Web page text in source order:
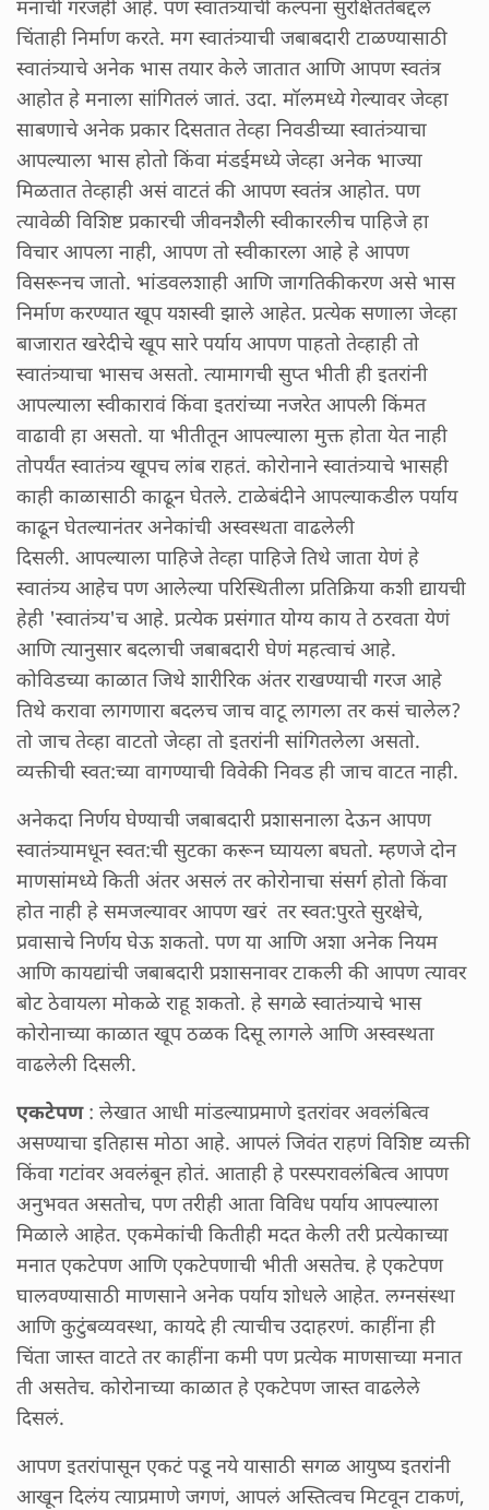
मनाची गरजही आहे. पण स्वातंत्र्याची कल्पना सुरक्षिततेबद्दल
चिंताही निर्माण करते. मग स्वातंत्र्याची जबाबदारी टाळण्यासाठी
स्वातंत्र्याचे अनेक भास तयार केले जातात आणि आपण स्वतंत्र
आहोत हे मनाला सांगितलं जातं. उदा. मॉलमध्ये गेल्यावर जेव्हा
साबणाचे अनेक प्रकार दिसतात तेव्हा निवडीच्या स्वातंत्र्याचा
आपल्याला भास होतो किंवा मंडईमध्ये जेव्हा अनेक भाज्या
मिळतात तेव्हाही असं वाटतं की आपण स्वतंत्र आहोत. पण
त्यावेळी विशिष्ट प्रकारची जीवनशैली स्वीकारलीच पाहिजे हा
विचार आपला नाही, आपण तो स्वीकारला आहे हे आपण
विसरूनच जातो. भांडवलशाही आणि जागतिकीकरण असे भास
निर्माण करण्यात खूप यशस्वी झाले आहेत. प्रत्येक सणाला जेव्हा
बाजारात खरेदीचे खूप सारे पर्याय आपण पाहतो तेव्हाही तो
स्वातंत्र्याचा भासच असतो. त्यामागची सुप्त भीती ही इतरांनी
आपल्याला स्वीकारावं किंवा इतरांच्या नजरेत आपली किंमत
वाढावी हा असतो. या भीतीतून आपल्याला मुक्त होता येत नाही
तोपर्यंत स्वातंत्र्य खूपच लांब राहतं. कोरोनाने स्वातंत्र्याचे भासही
काही काळासाठी काढून घेतले. टाळेबंदीने आपल्याकडील पर्याय
काढून घेतल्यानंतर अनेकांची अस्वस्थता वाढलेली
दिसली. आपल्याला पाहिजे तेव्हा पाहिजे तिथे जाता येणं हे
स्वातंत्र्य आहेच पण आलेल्या परिस्थितीला प्रतिक्रिया कशी द्यायची
हेही 'स्वातंत्र्य'च आहे. प्रत्येक प्रसंगात योग्य काय ते ठरवता येणं
आणि त्यानुसार बदलाची जबाबदारी घेणं महत्वाचं आहे.
कोविडच्या काळात जिथे शारीरिक अंतर राखण्याची गरज आहे
तिथे करावा लागणारा बदलच जाच वाटू लागला तर कसं चालेल?
तो जाच तेव्हा वाटतो जेव्हा तो इतरांनी सांगितलेला असतो.
व्यक्तीची स्वत:च्या वागण्याची विवेकी निवड ही जाच वाटत नाही.
अनेकदा निर्णय घेण्याची जबाबदारी प्रशासनाला देऊन आपण
स्वातंत्र्यामधून स्वत:ची सुटका करून घ्यायला बघतो. म्हणजे दोन
माणसांमध्ये किती अंतर असलं तर कोरोनाचा संसर्ग होतो किंवा
होत नाही हे समजल्यावर आपण खरं तर स्वत:पुरते सुरक्षेचे,
प्रवासाचे निर्णय घेऊ शकतो. पण या आणि अशा अनेक नियम
आणि कायद्यांची जबाबदारी प्रशासनावर टाकली की आपण त्यावर
बोट ठेवायला मोकळे राहू शकतो. हे सगळे स्वातंत्र्याचे भास
कोरोनाच्या काळात खूप ठळक दिसू लागले आणि अस्वस्थता
वाढलेली दिसली.
एकटेपण: लेखात आधी मांडल्याप्रमाणे इतरांवर अवलंबित्व
असण्याचा इतिहास मोठा आहे. आपलं जिवंत राहणं विशिष्ट व्यक्ती
किंवा गटांवर अवलंबून होतं. आताही हे परस्परावलंबित्व आपण
अनुभवत असतोच, पण तरीही आता विविध पर्याय आपल्याला
मिळाले आहेत. एकमेकांची कितीही मदत केली तरी प्रत्येकाच्या
मनात एकटेपण आणि एकटेपणाची भीती असतेच. हे एकटेपण
घालवण्यासाठी माणसाने अनेक पर्याय शोधले आहेत. लग्नसंस्था
आणि कुटुंबव्यवस्था, कायदे ही त्याचीच उदाहरणं. काहींना ही
चिंता जास्त वाटते तर काहींना कमी पण प्रत्येक माणसाच्या मनात
ती असतेच. कोरोनाच्या काळात हे एकटेपण जास्त वाढलेले
दिसलं.
आपण इतरांपासून एकटं पडू नये यासाठी सगळ आयुष्य इतरांनी
आखून दिलंय त्याप्रमाणे जगणं, आपलं अस्तित्वच मिटवून टाकणं,